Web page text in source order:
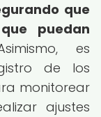
que
puedan
es
de los
monitorear
ajustes